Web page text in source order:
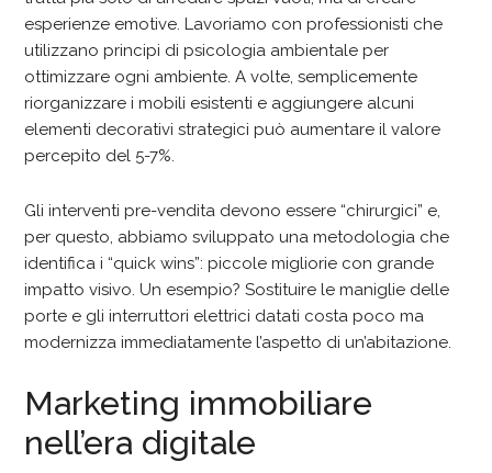
esperienze emotive. Lavoriamo con professionisti che
utilizzano principi di psicologia ambientale per
ottimizzare ogni ambiente. A volte, semplicemente
riorganizzare i mobili esistenti e aggiungere alcuni
elementi decorativi strategici può aumentare il valore
percepito del 5-7%.
Gli interventi pre-vendita devono essere “chirurgici” e,
per questo, abbiamo sviluppato una metodologia che
identifica i “quick wins”: piccole migliorie con grande
impatto visivo. Un esempio? Sostituire le maniglie delle
porte e gli interruttori elettrici datati costa poco ma
modernizza immediatamente l’aspetto di un’abitazione.
Marketing immobiliare
nell’era digitale